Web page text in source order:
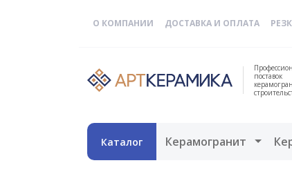
О КОМПАНИИ ДОСТАВКА И ОПЛАТА
поставок
Каталог Керамогранит